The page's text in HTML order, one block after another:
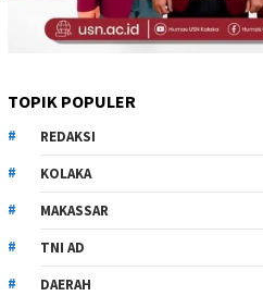
TOPIK POPULER
REDAKSI
KOLAKA
MAKASSAR
TNI AD
DAERAH